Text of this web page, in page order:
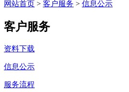
网站首页 > 客户服务 > 信息公示
客户服务
资料下载
信息公示
服务流程